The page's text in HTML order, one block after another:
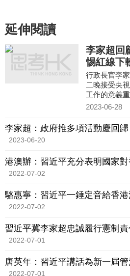
延伸閱讀
李家超
惕紅線下
行政長官李
二晚接受央
工作的意義
能怠慢。
2023-06-28
李家超：政府推多項活動慶回
2023-06-20
港澳辦：習近平充分表明國家
2022-07-02
駱惠寧：習近平一錘定音給香
2022-07-02
習近平冀李家超忠誠履行憲制
2022-07-01
唐英年：習近平講話為新一屆
2022-07-01